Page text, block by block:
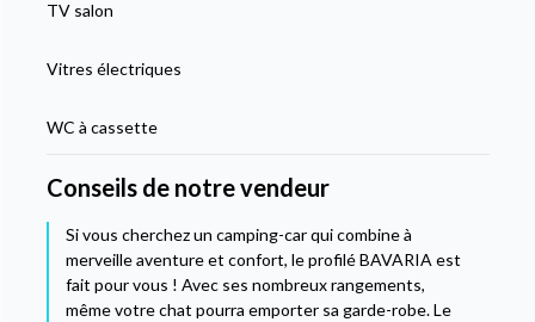
TV salon
Vitres électriques
WC à cassette
Conseils de notre vendeur
Si vous cherchez un camping-car qui combine à
merveille aventure et confort, le profilé BAVARIA est
fait pour vous ! Avec ses nombreux rangements,
même votre chat pourra emporter sa garde-robe. Le